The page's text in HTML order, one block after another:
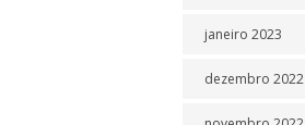
janeiro 2023
dezembro 2022